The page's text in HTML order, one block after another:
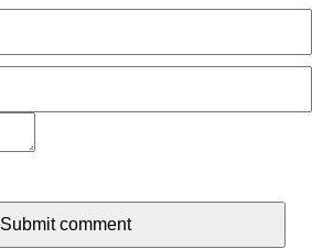
Submit comment